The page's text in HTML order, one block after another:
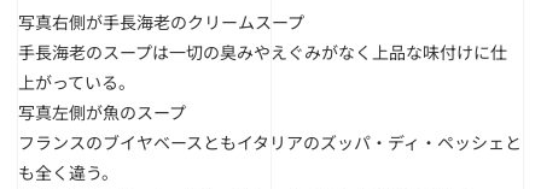
写真右側が手長海老のクリームスープ
手長海老のスープは一切の臭みやえぐみがなく上品な味付けに仕
上がっている。
写真左側が魚のスープ
フランスのブイヤベースともイタリアのズッパ・ディ・ペッシェと
も全く違う。